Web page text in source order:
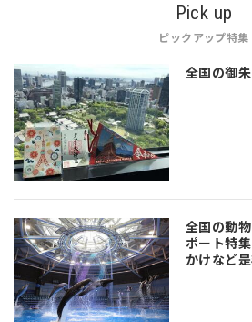
Pick up
ピックアップ特集
全国の御
全国の動
ポート特
かけなど